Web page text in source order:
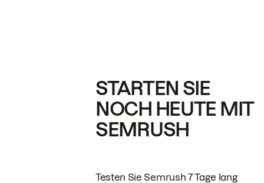
STARTEN SIE
NOCH HEUTE MIT
SEMRUSH
Testen Sie Semrush 7 Tage lang